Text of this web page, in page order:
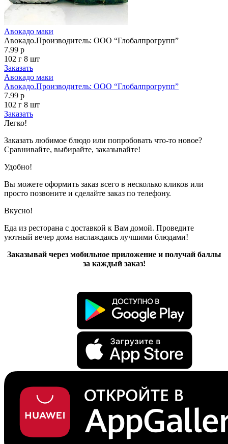
Авокадо маки
Авокадо.Производитель: OOO “Глобалпрогрупп”
7.99 р
102 г 8 шт
Заказать
Авокадо маки
Авокадо.Производитель: OOO “Глобалпрогрупп”
7.99 р
102 г 8 шт
Заказать
Легко!
Заказать любимое блюдо или попробовать что-то новое?
Сравнивайте, выбирайте, заказывайте!
Удобно!
Вы можете оформить заказ всего в несколько кликов или
просто позвоните и сделайте заказ по телефону.
Вкусно!
Еда из ресторана с доставкой к Вам домой. Проведите
уютный вечер дома наслаждаясь лучшими блюдами!
Заказывай через мобильное приложение и получай баллы
за каждый заказ!